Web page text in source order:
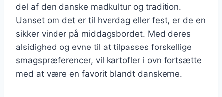
del af den danske madkultur og tradition.
Uanset om det er til hverdag eller fest, er de en
sikker vinder på middagsbordet. Med deres
alsidighed og evne til at tilpasses forskellige
smagspræferencer, vil kartofler i ovn fortsætte
med at være en favorit blandt danskerne.